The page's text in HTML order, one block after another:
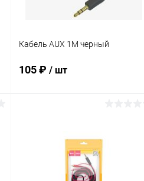
Кабель AUX 1M черный
105 ₽ / шт
Купить в 1 клик
В избранное